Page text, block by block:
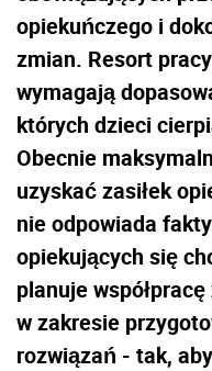
opiekuńczego i
zmian. Resort
wymagają
których dzieci
Obecnie
uzyskać zasiłek
nie odpowiada
opiekujących się
planuje
w zakresie
rozwiązań - tak,